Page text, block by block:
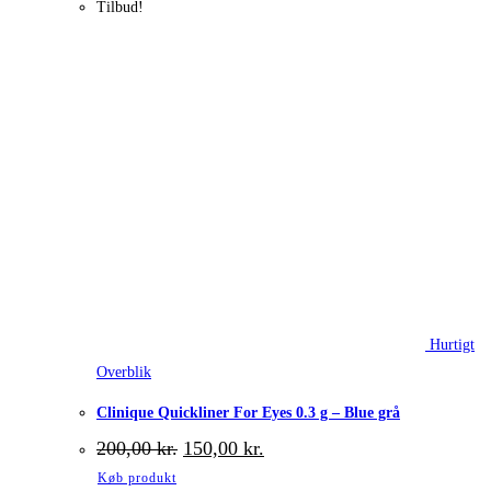
Tilbud!
Hurtigt
Overblik
Clinique Quickliner For Eyes 0.3 g – Blue grå
200,00kr. Den
oprindelige
150,00 kr.
Køb produkt